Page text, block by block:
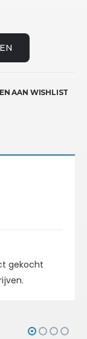
AAN WISHLIST
gekocht